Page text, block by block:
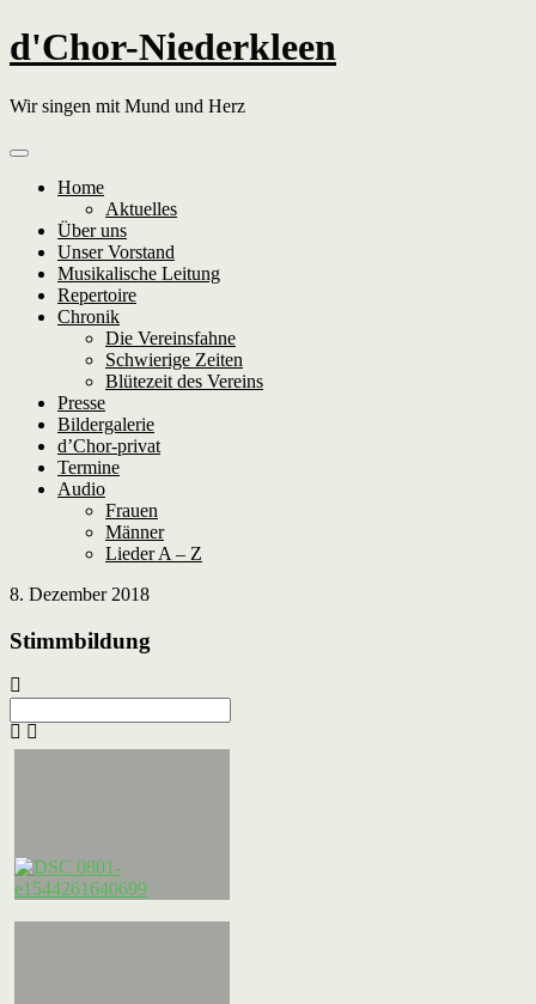
Skip
to
d'Chor-Niederkleen
Wir singen mit Mund und Herz
Home
Aktuelles
Über uns
Unser Vorstand
Musikalische Leitung
Repertoire
Chronik
Die Vereinsfahne
Schwierige Zeiten
Blütezeit des Vereins
Presse
Bildergalerie
d’Chor-privat
Termine
Audio
Frauen
Männer
Lieder A – Z
8. Dezember 2018
Stimmbildung